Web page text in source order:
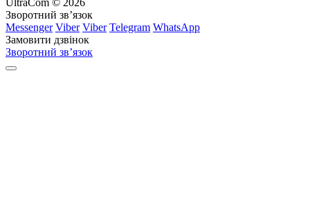
UltraCom © 2026
Зворотний зв’язок
Messenger Viber Viber Telegram WhatsApp
Замовити дзвінок
Зворотний зв’язок